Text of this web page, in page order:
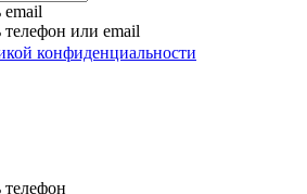
email
или email
конфиденциальности